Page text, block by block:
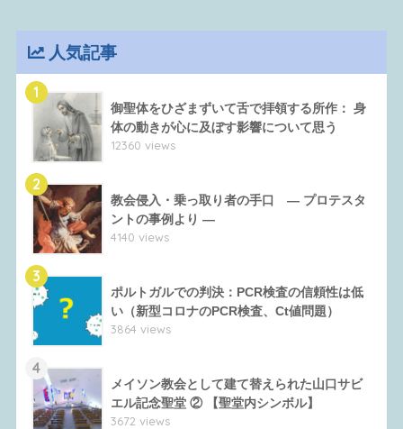
人気記事
1
御聖体をひざまずいて舌で拝領する所作： 身
体の動きが心に及ぼす影響について思う
12360 views
2
教会侵入・乗っ取り者の手口 ― プロテスタ
ントの事例より ―
4140 views
3
ポルトガルでの判決：PCR検査の信頼性は低
い（新型コロナのPCR検査、Ct値問題）
3864 views
4
メイソン教会として建て替えられた山口サビ
エル記念聖堂 ② 【聖堂内シンボル】
3672 views